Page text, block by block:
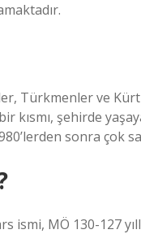
Türkmenler ve
kısmı, şehirde
sonra çok
ismi, MÖ 130-127